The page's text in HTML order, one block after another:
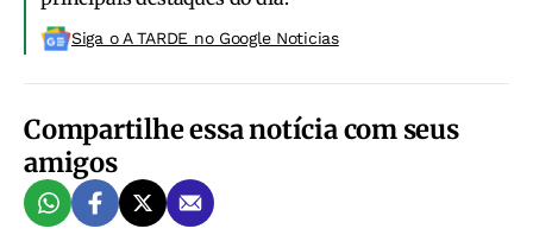
Siga o A TARDE no Google Noticias
Compartilhe essa notícia com seus
amigos